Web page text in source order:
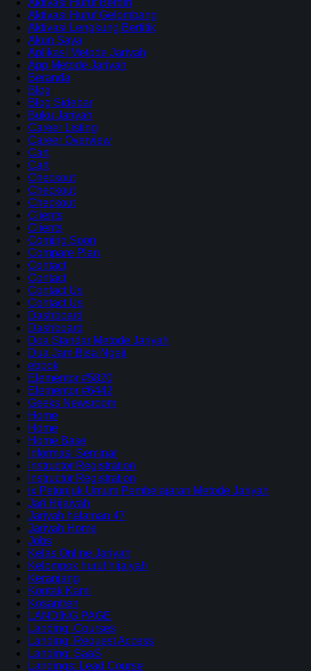
Aktivasi Huruf Berdiri
Aktivasi Huruf Gelombang
Aktivasi Lengkung Bertitik
Akun Saya
Aplikasi Metode Jariyah
App Metode Jariyah
Beranda
Blog
Blog Sidebar
Buku Jariyah
Career Listing
Career Overview
Cart
Cart
Checkout
Checkout
Checkout
Clients
Clients
Coming Soon
Compare Plan
Contact
Contact
Contact Us
Contact Us
Dashboard
Dashboard
Doa Standar Metode Jariyah
Dua Jam Bisa Ngaji
ebook
Elementor #5820
Elementor #6442
Geeks Newsroom
Home
Home
Home Base
Informasi Seminar
Instructor Registration
Instructor Registration
ix Petunjuk Umum Pembelajaran Metode Jariyah
Jari Hijaiyah
Jariyah halaman 47
Jariyah Home
Jobs
Kelas Online Jariyah
Kelompok huruf hijaiyah
Keranjang
Kontak Kami
Kosantren
LANDING PAGE
Landing: Courses
Landing: Request Access
Landing: SaaS
Landings: Lead Course